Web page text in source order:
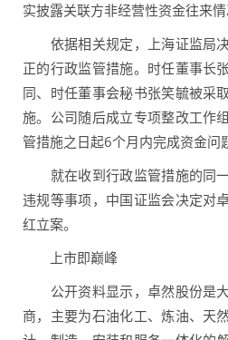
实披露关联方非经营性资金往来情
依据相关规定，上海证监局
正的行政监管措施。时任董事长
同、时任董事会秘书张笑毓被采
施。公司随后成立专项整改工作
管措施之日起6个月内完成资金问
就在收到行政监管措施的同
违规等事项，中国证监会决定对
红立案。
上市即巅峰
公开资料显示，卓然股份是
商，主要为石油化工、炼油、天